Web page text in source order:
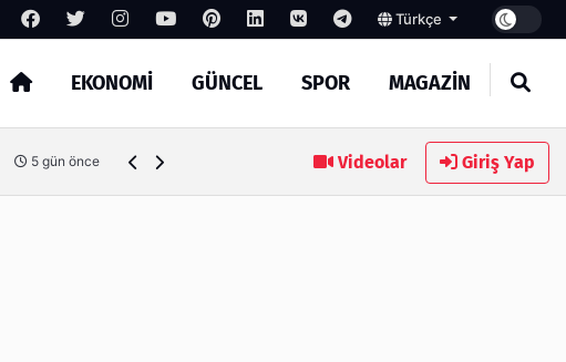
Türkçe
EKONOMİ GÜNCEL SPOR MAGAZİN
5 gün önce SEO Hizmeti Alırken Kandırılmamak İçin Bilinmesi
Videolar Giriş Yap